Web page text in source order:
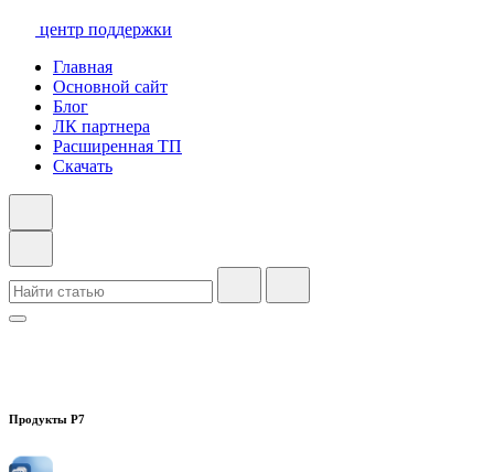
центр поддержки
Главная
Основной сайт
Блог
ЛК партнера
Расширенная ТП
Скачать
Продукты Р7